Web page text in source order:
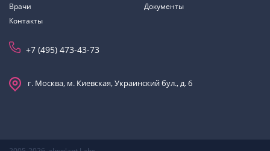
Врачи
Контакты
Документы
+7 (495) 473-43-73
г. Москва, м. Киевская, Украинский бул., д. 6